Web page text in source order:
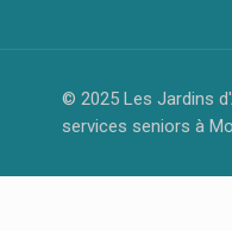
© 2025 Les Jardins
services seniors à